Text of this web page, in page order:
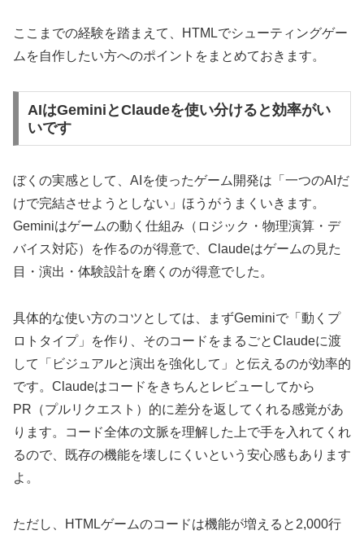
ここまでの経験を踏まえて、HTMLでシューティングゲー
ムを自作したい方へのポイントをまとめておきます。
AIはGeminiとClaudeを使い分けると効率がい
いです
ぼくの実感として、AIを使ったゲーム開発は「一つのAIだ
けで完結させようとしない」ほうがうまくいきます。
Geminiはゲームの動く仕組み（ロジック・物理演算・デ
バイス対応）を作るのが得意で、Claudeはゲームの見た
目・演出・体験設計を磨くのが得意でした。
具体的な使い方のコツとしては、まずGeminiで「動くプ
ロトタイプ」を作り、そのコードをまるごとClaudeに渡
して「ビジュアルと演出を強化して」と伝えるのが効率的
です。Claudeはコードをきちんとレビューしてから
PR（プルリクエスト）的に差分を返してくれる感覚があ
ります。コード全体の文脈を理解した上で手を入れてくれ
るので、既存の機能を壊しにくいという安心感もあります
よ。
ただし、HTMLゲームのコードは機能が増えると2,000行